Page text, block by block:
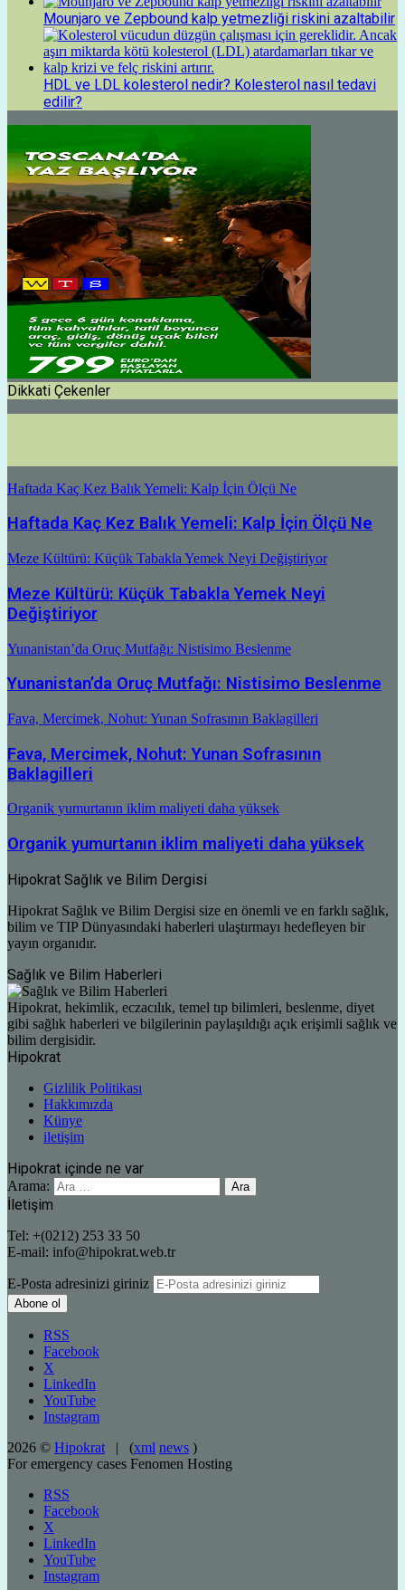
Mounjaro ve Zepbound kalp yetmezliği riskini azaltabilir
HDL ve LDL kolesterol nedir? Kolesterol nasıl tedavi
edilir?
Dikkati Çekenler
Haftada Kaç Kez Balık Yemeli: Kalp İçin Ölçü Ne
Haftada Kaç Kez Balık Yemeli: Kalp İçin Ölçü Ne
Meze Kültürü: Küçük Tabakla Yemek Neyi Değiştiriyor
Meze Kültürü: Küçük Tabakla Yemek Neyi
Değiştiriyor
Yunanistan’da Oruç Mutfağı: Nistisimo Beslenme
Yunanistan’da Oruç Mutfağı: Nistisimo Beslenme
Fava, Mercimek, Nohut: Yunan Sofrasının Baklagilleri
Fava, Mercimek, Nohut: Yunan Sofrasının
Baklagilleri
Organik yumurtanın iklim maliyeti daha yüksek
Organik yumurtanın iklim maliyeti daha yüksek
Hipokrat Sağlık ve Bilim Dergisi
Hipokrat Sağlık ve Bilim Dergisi size en önemli ve en farklı sağlık,
bilim ve TIP Dünyasındaki haberleri ulaştırmayı hedefleyen bir
yayın organıdır.
Sağlık ve Bilim Haberleri
Hipokrat, hekimlik, eczacılık, temel tıp bilimleri, beslenme, diyet
gibi sağlık haberleri ve bilgilerinin paylaşıldığı açık erişimli sağlık ve
bilim dergisidir.
Hipokrat
Gizlilik Politikası
Hakkımızda
Künye
iletişim
Hipokrat içinde ne var
Arama:
İletişim
Tel: +(0212) 253 33 50
E-mail: info@hipokrat.web.tr
E-Posta adresinizi giriniz
RSS
Facebook
X
LinkedIn
YouTube
Instagram
2026 © Hipokrat | (xml news )
For emergency cases Fenomen Hosting
RSS
Facebook
X
LinkedIn
YouTube
Instagram